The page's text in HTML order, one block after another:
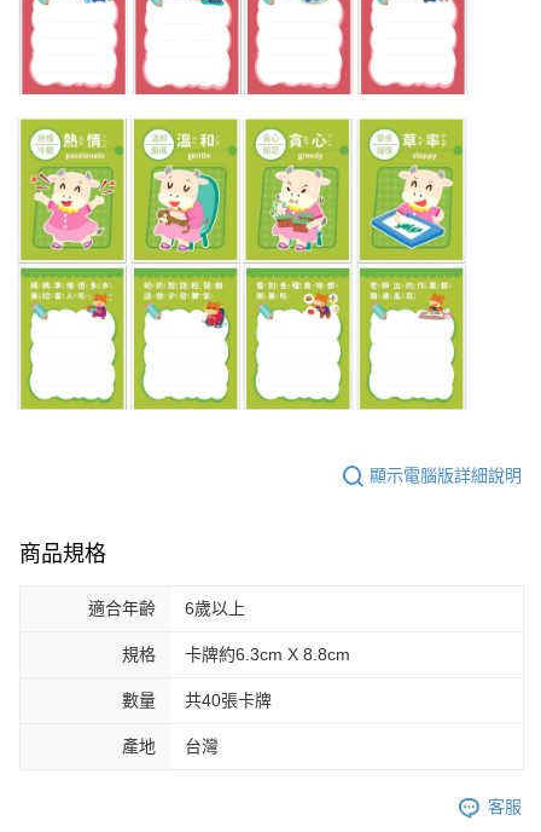
顯示電腦版詳細說明
商品規格
適合年齡 6歲以上
規格 卡牌約6.3cm X 8.8cm
數量 共40張卡牌
產地 台灣
客服